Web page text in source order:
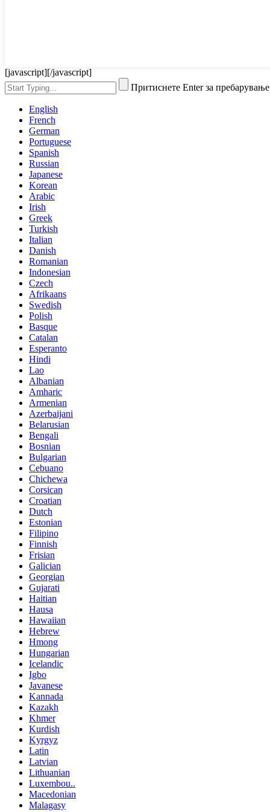
[javascript][/javascript]
Притиснете Enter за
English
French
German
Portuguese
Spanish
Russian
Japanese
Korean
Arabic
Irish
Greek
Turkish
Italian
Danish
Romanian
Indonesian
Czech
Afrikaans
Swedish
Polish
Basque
Catalan
Esperanto
Hindi
Lao
Albanian
Amharic
Armenian
Azerbaijani
Belarusian
Bengali
Bosnian
Bulgarian
Cebuano
Chichewa
Corsican
Croatian
Dutch
Estonian
Filipino
Finnish
Frisian
Galician
Georgian
Gujarati
Haitian
Hausa
Hawaiian
Hebrew
Hmong
Hungarian
Icelandic
Igbo
Javanese
Kannada
Kazakh
Khmer
Kurdish
Kyrgyz
Latin
Latvian
Lithuanian
Luxembou..
Macedonian
Malagasy